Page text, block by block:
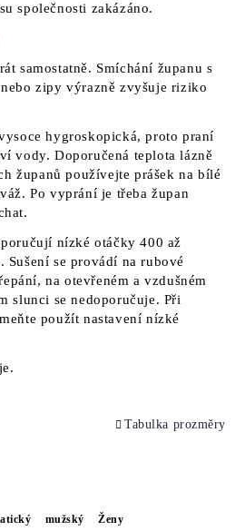
společnosti zakázáno.
samostatně. Smíchání županu s
zipy výrazně zvyšuje riziko
hygroskopická, proto praní
vody. Doporučená teplota lázně
županů používejte prášek na bílé
Po vyprání je třeba župan
nízké otáčky 400 až
se provádí na rubové
na otevřeném a vzdušném
slunci se nedoporučuje. Při
použít nastavení nízké
Tabulka prozměry
mužský
Ženy